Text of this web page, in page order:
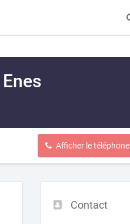
Afficher le téléphone
Contact